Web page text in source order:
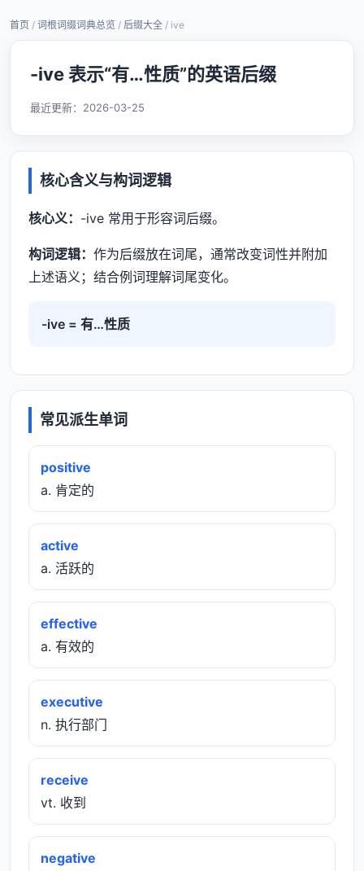
首页 / 词根词缀词典总览 / 后缀大全 / ive
-ive 表示“有…性质”的英语后缀
最近更新： 2026-03-25
核心含义与构词逻辑
核心义： -ive 常用于形容词后缀。
构词逻辑： 作为后缀放在词尾，通常改变词性并附加
上述语义；结合例词理解词尾变化。
-ive = 有…性质
常见派生单词
positive
a. 肯定的
active
a. 活跃的
effective
a. 有效的
executive
n. 执行部门
receive
vt. 收到
negative